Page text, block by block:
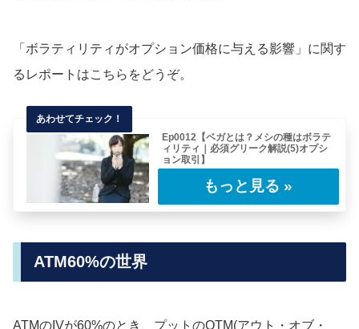
「ボラティリティがオプション価格に与える影響」に関す
るレポートはこちらをどうぞ。
Ep0012【ベガとは？メシの種はボラテ
ィリティ｜必須グリーク解説(5)オプシ
ョン取引】
基づく標準的なアプローチでは、確率分布は
ATM60%の世界
ATMのIVが60%のとき、プットのOTM(アウト・オブ・